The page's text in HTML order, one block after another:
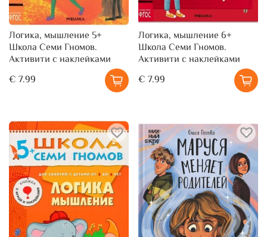
Логика, мышление 5+
Школа Семи Гномов.
Активити с наклейками
€ 7.99
Логика, мышление 6+
Школа Семи Гномов.
Активити с наклейками
€ 7.99